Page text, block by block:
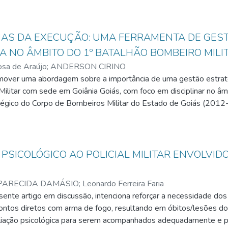
de algumas adequações com a derrogação de alguns
como unidade que tem recebido investimentos
eficazes de produtividade operacional. Por fim,
táticas no interior do estado, pois foi verificada a
estão em desconformidade com a legislação em vigor.
DA EXECUÇÃO: UMA FERRAMENTA DE
NO ÂMBITO DO 1º BATALHÃO BOMBEIRO
de Araújo; ANDERSON CIRINO
uma abordagem sobre a importância de uma gestão
com sede em Goiânia Goiás, com foco em disciplinar no
do Corpo de Bombeiros Militar do Estado de Goiás
pela Instituição. Raramente as empresas e organizações
Primeiro foque no crucialmente importante onde todos os
com o planejamento estratégico da Instituição, opinam
a alcançarem as metas a serem atingidas, sendo
nas medidas de direção criando mecanismos, ou seja, ações
equipe. Terceira disciplina da execução é manter um placar
como principal objetivo motivar as pessoas a vencerem, nos
forma clara, objetiva, concisa e envolvente de forma que
AO POLICIAL MILITAR
DAMÁSIO; Leonardo Ferreira Faria
artigo em discussão, intenciona reforçar a necessidade
diretos com arma de fogo, resultando em óbitos/lesões
psicológica para serem acompanhados adequadamente e